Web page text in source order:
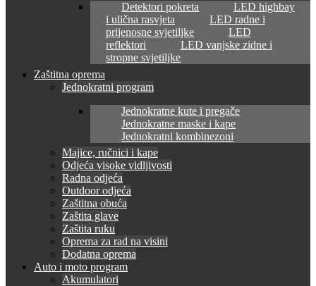
Detektori pokreta
LED highbay
i ulična rasvjeta
LED radne i
prijenosne svjetiljke
LED
reflektori
LED vanjske zidne i
stropne svjetiljke
Zaštitna oprema
Jednokratni program
Jednokratne kute i pregače
Jednokratne maske i kape
Jednokratni kombinezoni
Majice, ručnici i kape
Odjeća visoke vidljivosti
Radna odjeća
Outdoor odjeća
Zaštitna obuća
Zaštita glave
Zaštita ruku
Oprema za rad na visini
Dodatna oprema
Auto i moto program
Akumulatori